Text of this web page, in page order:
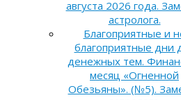
августа 2026 года.
астролога.
Благоприятные и
благоприятные дни
денежных тем.
месяц «Огненной
Обезьяны». (№5).